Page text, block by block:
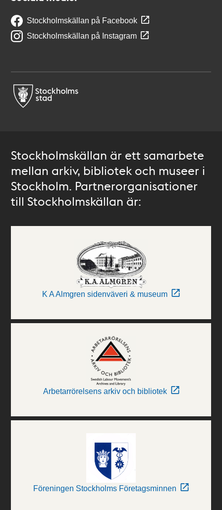
Stockholmskällan på Facebook
Stockholmskällan på Instagram
Stockholmskällan är ett samarbete
mellan arkiv, bibliotek och museer i
Stockholm. Partnerorganisationer
till Stockholmskällan är:
K A Almgren sidenväveri & museum
Arbetarrörelsens arkiv och bibliotek
Föreningen Stockholms Företagsminnen